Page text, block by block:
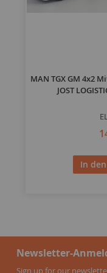
MAN TGX GM 4x2
JOST
In
Newsletter-
Sign up for our